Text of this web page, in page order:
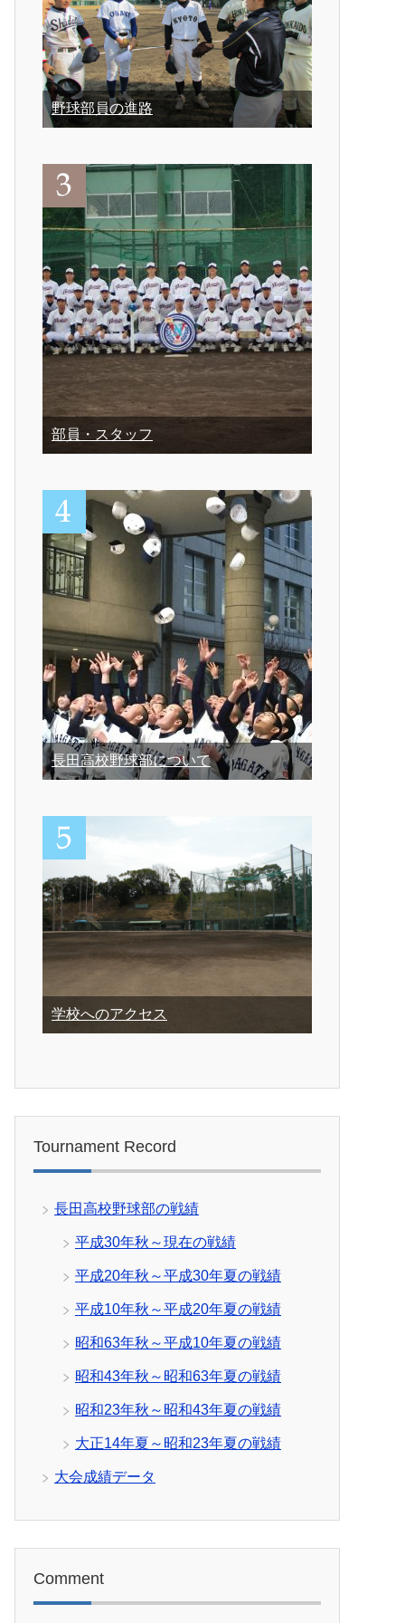
野球部員の進路
部員・スタッフ
長田高校野球部について
学校へのアクセス
Tournament Record
長田高校野球部の戦績
平成30年秋～現在の戦績
平成20年秋～平成30年夏の戦績
平成10年秋～平成20年夏の戦績
昭和63年秋～平成10年夏の戦績
昭和43年秋～昭和63年夏の戦績
昭和23年秋～昭和43年夏の戦績
大正14年夏～昭和23年夏の戦績
大会成績データ
Comment